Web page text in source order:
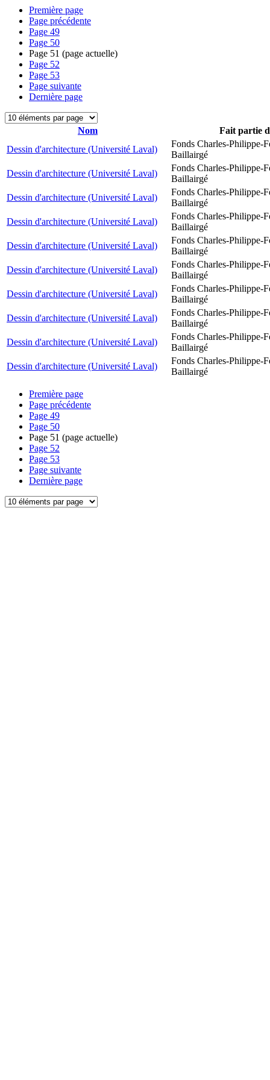
Première page
Page précédente
Page 49
Page 50
Page 51 (page actuelle)
Page 52
Page 53
Page suivante
Dernière page
Nom
Fait partie
Dessin d'architecture (Université Laval)
Fonds Charles-Philippe-
Baillairgé
Dessin d'architecture (Université Laval)
Fonds Charles-Philippe-
Baillairgé
Dessin d'architecture (Université Laval)
Fonds Charles-Philippe-
Baillairgé
Dessin d'architecture (Université Laval)
Fonds Charles-Philippe-
Baillairgé
Dessin d'architecture (Université Laval)
Fonds Charles-Philippe-
Baillairgé
Dessin d'architecture (Université Laval)
Fonds Charles-Philippe-
Baillairgé
Dessin d'architecture (Université Laval)
Fonds Charles-Philippe-
Baillairgé
Dessin d'architecture (Université Laval)
Fonds Charles-Philippe-
Baillairgé
Dessin d'architecture (Université Laval)
Fonds Charles-Philippe-
Baillairgé
Dessin d'architecture (Université Laval)
Fonds Charles-Philippe-
Baillairgé
Première page
Page précédente
Page 49
Page 50
Page 51 (page actuelle)
Page 52
Page 53
Page suivante
Dernière page